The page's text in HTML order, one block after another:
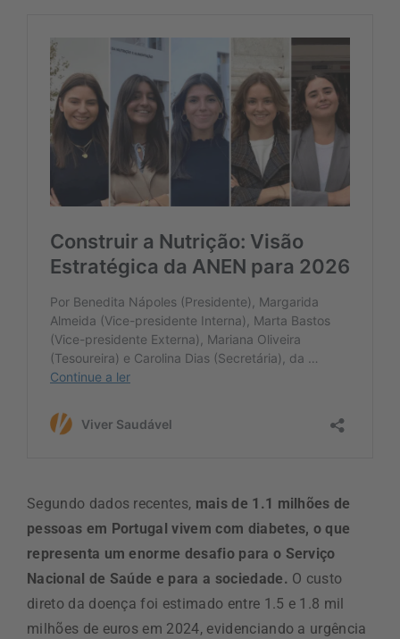
Segundo dados recentes, mais de 1.1 milhões de
pessoas em Portugal vivem com diabetes, o que
representa um enorme desafio para o Serviço
Nacional de Saúde e para a sociedade. O custo
direto da doença foi estimado entre 1.5 e 1.8 mil
milhões de euros em 2024, evidenciando a urgência